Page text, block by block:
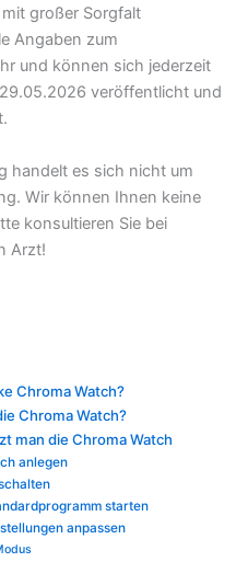
großer Sorgfalt
Angaben zum
und können sich jederzeit
veröffentlicht und
handelt es sich nicht um
Wir können Ihnen keine
konsultieren Sie bei
Arzt!
Chroma Watch?
Chroma Watch?
man die Chroma Watch
anlegen
starten
anpassen